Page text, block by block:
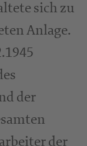
sich zu
Anlage.
der
der